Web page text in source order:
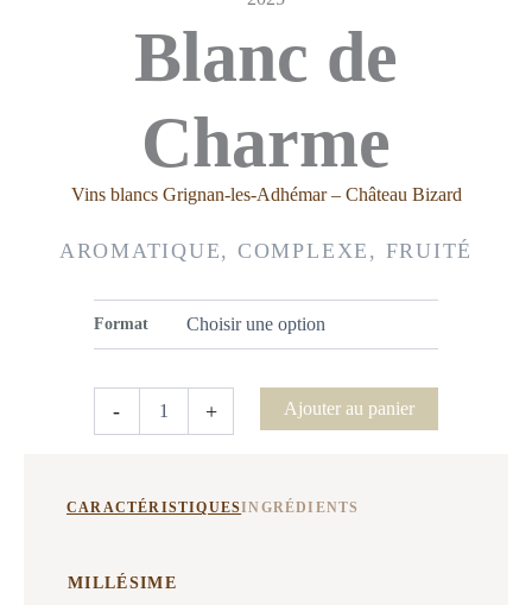
Blanc de
Charme
Vins blancs Grignan-les-Adhémar – Château Bizard
AROMATIQUE, COMPLEXE, FRUITÉ
Format
- + Ajouter au panier
CARACTÉRISTIQUESINGRÉDIENTS
MILLÉSIME